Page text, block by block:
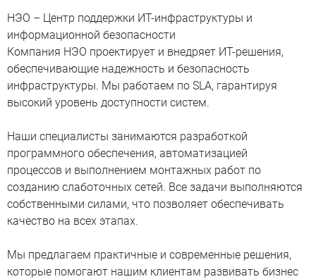
НЭО – Центр поддержки ИТ-инфраструктуры и
информационной безопасности
Компания НЭО проектирует и внедряет ИТ-решения,
обеспечивающие надежность и безопасность
инфраструктуры. Мы работаем по SLA, гарантируя
высокий уровень доступности систем.
Наши специалисты занимаются разработкой
программного обеспечения, автоматизацией
процессов и выполнением монтажных работ по
созданию слаботочных сетей. Все задачи выполняются
собственными силами, что позволяет обеспечивать
качество на всех этапах.
Мы предлагаем практичные и современные решения,
которые помогают нашим клиентам развивать бизнес